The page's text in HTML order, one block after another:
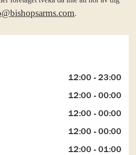
.
12:00 - 23:00
12:00 - 00:00
12:00 - 00:00
12:00 - 00:00
12:00 - 01:00